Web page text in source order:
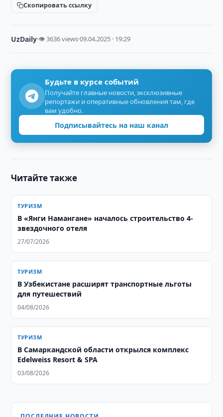
Скопировать ссылку
UzDaily·👁 3636 views·09.04.2025 · 19:29
Будьте в курсе событий
Получайте главные новости, эксклюзивные
репортажи и оперативные обновления там, где
вам удобно.
Подписывайтесь на наш канал
Читайте также
ТУРИЗМ
В «Янги Намангане» началось строительство 4-
звездочного отеля
27/07/2026
ТУРИЗМ
В Узбекистане расширят транспортные льготы
для путешествий
04/08/2026
ТУРИЗМ
В Самаркандской области открылся комплекс
Edelweiss Resort & SPA
03/08/2026